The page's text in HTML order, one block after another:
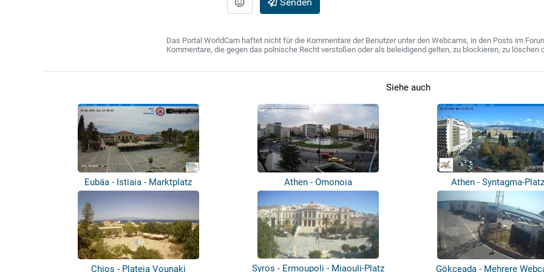
Senden
Das Portal WorldCam haftet nicht für die Kommentare der Benutzer unter den Webcams, in den Posts im
Kommentare, die gegen das polnische Recht verstoßen oder als beleidigend gelten, zu blockieren, zu löschen
Siehe auch
Eubäa - Istiaia - Marktplatz Athen - Omonoia Athen - Syntagma-
Chios - Plateia Vounaki Syros - Ermoupoli - Miaouli-Platz Gökçeada - Mehrere